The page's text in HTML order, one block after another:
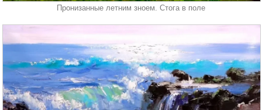
Пронизанные летним зноем. Стога в поле